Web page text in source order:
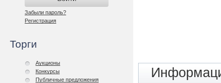
Забыли пароль?
Регистрация
Торги
Аукционы
Конкурсы
Публичные предложения